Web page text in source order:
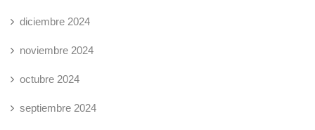
diciembre 2024
noviembre 2024
octubre 2024
septiembre 2024